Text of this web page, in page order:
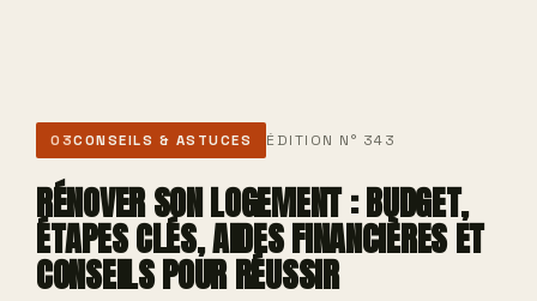
03CONSEILS & ASTUCES ÉDITION N° 343
RÉNOVER SON LOGEMENT : BUDGET,
ÉTAPES CLÉS, AIDES FINANCIÈRES ET
CONSEILS POUR RÉUSSIR